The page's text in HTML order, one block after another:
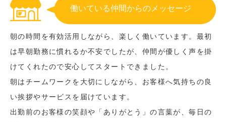
働いている仲間からのメッセージ
朝の時間を有効活用しながら、楽しく働いています。最初
は早朝勤務に慣れるか不安でしたが、仲間が優しく声を掛
けてくれたので安心してスタートできました。
朝はチームワークを大切にしながら、お客様へ気持ちの良
い挨拶やサービスを届けています。
出勤前のお客様の笑顔や「ありがとう」の言葉が、毎日の